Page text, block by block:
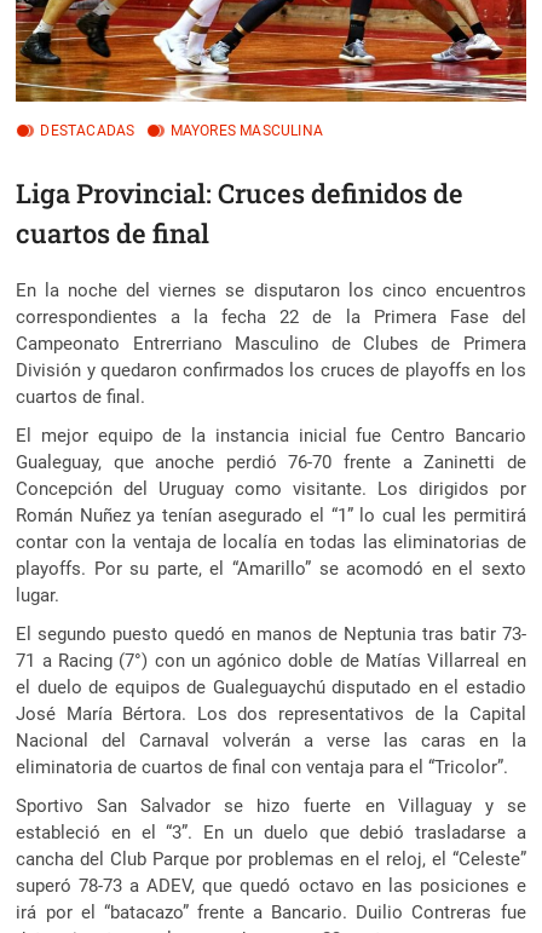
DESTACADAS MAYORES MASCULINA
Liga Provincial: Cruces definidos de
cuartos de final
En la noche del viernes se disputaron los cinco encuentros
correspondientes a la fecha 22 de la Primera Fase del
Campeonato Entrerriano Masculino de Clubes de Primera
División y quedaron confirmados los cruces de playoffs en los
cuartos de final.
El mejor equipo de la instancia inicial fue Centro Bancario
Gualeguay, que anoche perdió 76-70 frente a Zaninetti de
Concepción del Uruguay como visitante. Los dirigidos por
Román Nuñez ya tenían asegurado el “1” lo cual les permitirá
contar con la ventaja de localía en todas las eliminatorias de
playoffs. Por su parte, el “Amarillo” se acomodó en el sexto
lugar.
El segundo puesto quedó en manos de Neptunia tras batir 73-
71 a Racing (7°) con un agónico doble de Matías Villarreal en
el duelo de equipos de Gualeguaychú disputado en el estadio
José María Bértora. Los dos representativos de la Capital
Nacional del Carnaval volverán a verse las caras en la
eliminatoria de cuartos de final con ventaja para el “Tricolor”.
Sportivo San Salvador se hizo fuerte en Villaguay y se
estableció en el “3”. En un duelo que debió trasladarse a
cancha del Club Parque por problemas en el reloj, el “Celeste”
superó 78-73 a ADEV, que quedó octavo en las posiciones e
irá por el “batacazo” frente a Bancario. Duilio Contreras fue